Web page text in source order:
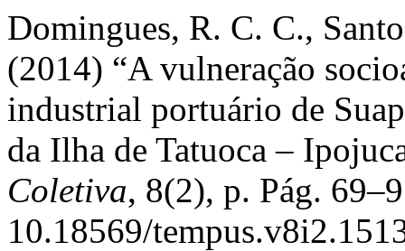
Domingues, R. C. C.,
(2014) “A vulneração
industrial portuário de
da Ilha de Tatuoca –
Coletiva, 8(2), p. Pág.
10.18569/